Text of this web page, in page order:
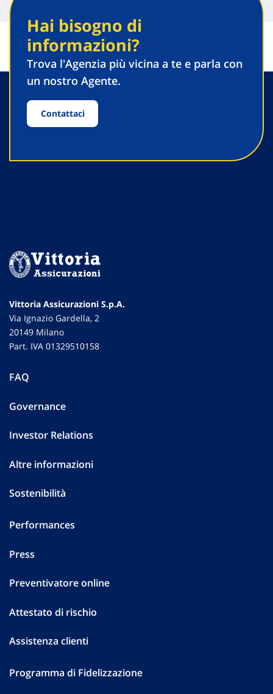
Hai bisogno di
informazioni?
Trova l'Agenzia più vicina a te e parla con
un nostro Agente.
Contattaci
Vittoria Assicurazioni S.p.A.
Via Ignazio Gardella, 2
20149 Milano
Part. IVA 01329510158
FAQ
Governance
Investor Relations
Altre informazioni
Sostenibilità
Performances
Press
Preventivatore online
Attestato di rischio
Assistenza clienti
Programma di Fidelizzazione